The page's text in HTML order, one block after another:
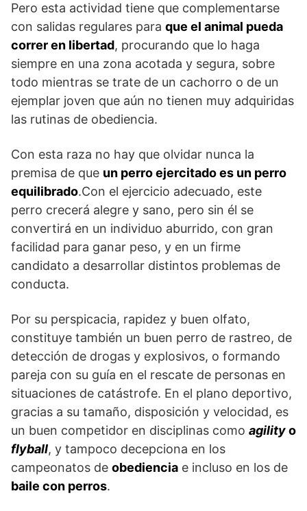
Pero esta actividad tiene que complementarse
con salidas regulares para que el animal pueda
correr en libertad, procurando que lo haga
siempre en una zona acotada y segura, sobre
todo mientras se trate de un cachorro o de un
ejemplar joven que aún no tienen muy adquiridas
las rutinas de obediencia.
Con esta raza no hay que olvidar nunca la
premisa de que un perro ejercitado es un perro
equilibrado.Con el ejercicio adecuado, este
perro crecerá alegre y sano, pero sin él se
convertirá en un individuo aburrido, con gran
facilidad para ganar peso, y en un firme
candidato a desarrollar distintos problemas de
conducta.
Por su perspicacia, rapidez y buen olfato,
constituye también un buen perro de rastreo, de
detec­ción de drogas y explosivos, o formando
pareja con su guía en el rescate de personas en
situaciones de catástrofe. En el plano deportivo,
gracias a su tamaño, disposición y velocidad, es
un buen compe­tidor en disciplinas como agilityo
flyball, y tampoco decepciona en los
campeonatos de obediencia e incluso en los de
baile con perros.